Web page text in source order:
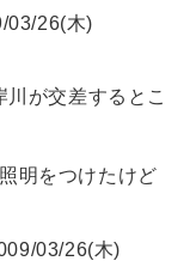
03/26(木)
が交差するとこ
明をつけたけど
03/26(木)